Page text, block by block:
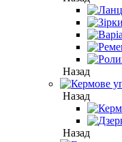
Назад
Назад
Назад